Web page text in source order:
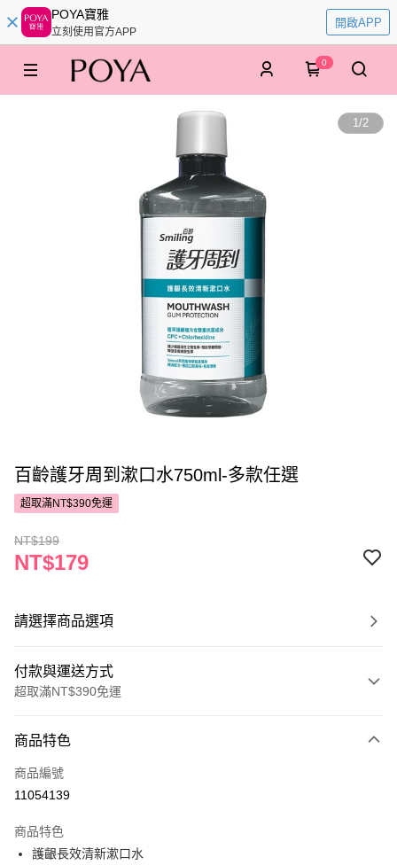
POYA寶雅
立刻使用官方APP
開啟APP
0
1/2
百齡護牙周到漱口水750ml-多款任選
超取滿NT$390免運
NT$199
NT$179
請選擇商品選項
付款與運送方式
超取滿NT$390免運
POYA支付
信用卡一次付款
LINE Pay
商品特色
商品編號
11054139
商品特色
護齦長效清新漱口水